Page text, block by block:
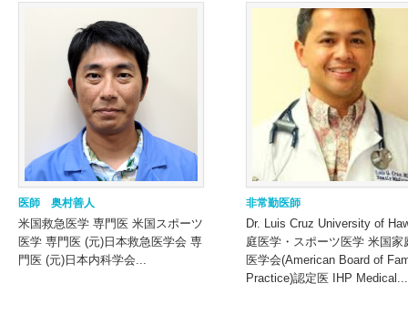
医師 奥村善人
米国救急医学 専門医 米国スポーツ
医学 専門医 (元)日本救急医学会 専
門医 (元)日本内科学会...
非常勤医師
Dr. Luis Cruz University of
庭医学・スポーツ医学 米国家
医学会(American Board of
Practice)認定医 IHP Medical...